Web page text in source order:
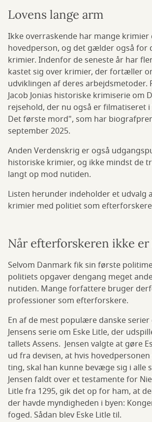
Lovens lange arm
Ikke overraskende har mange krimier
hovedperson, og det gælder også for
krimier. Indenfor de seneste år har
kastet sig over krimier, der fortæller
udviklingen af deres arbejdsmetoder.
Jacob Jonias historiske krimiserie om
rejsehold, der nu også er filmatiseret i
Det første mord", som har
september 2025.
Anden Verdenskrig er også
historiske krimier, og ikke mindst de
langt op mod nutiden.
Listen herunder indeholder et udvalg
krimier med politiet som
Når efterforskeren ikke
Selvom Danmark fik sin første
politiets opgaver dengang meget
nutiden. Mange forfattere bruger
professioner som efterforskere.
En af de mest populære danske
Jensens serie om Eske Litle, der
tallets Assens. Jensen valgte at gøre
ud fra devisen, at hvis
ting, skal han kunne bevæge sig i alle
Jensen faldt over et testamente for
Litle fra 1295, gik det op for ham, at
der havde myndigheden i byen:
foged. Sådan blev Eske Litle til.